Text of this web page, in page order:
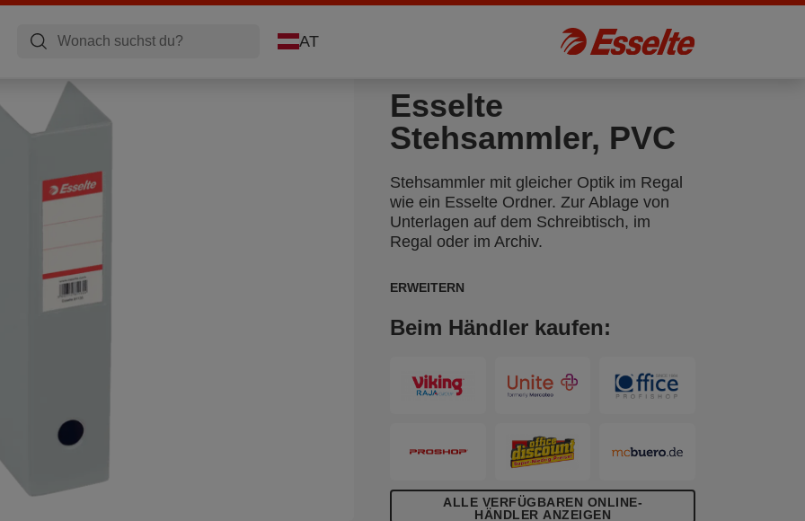
AT
Esselte
Stehsammler, PVC
Stehsammler mit gleicher Optik im Regal
wie ein Esselte Ordner. Zur Ablage von
Unterlagen auf dem Schreibtisch, im
Regal oder im Archiv.
ERWEITERN
Beim Händler kaufen:
ALLE VERFÜGBAREN ONLINE-
HÄNDLER ANZEIGEN